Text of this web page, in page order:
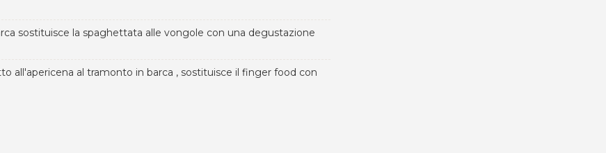
sostituisce la spaghettata alle vongole con una degustazione
all'apericena al tramonto in barca , sostituisce il finger food con